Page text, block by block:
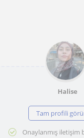
Halise
Tam profili
Onaylanmış iletişim